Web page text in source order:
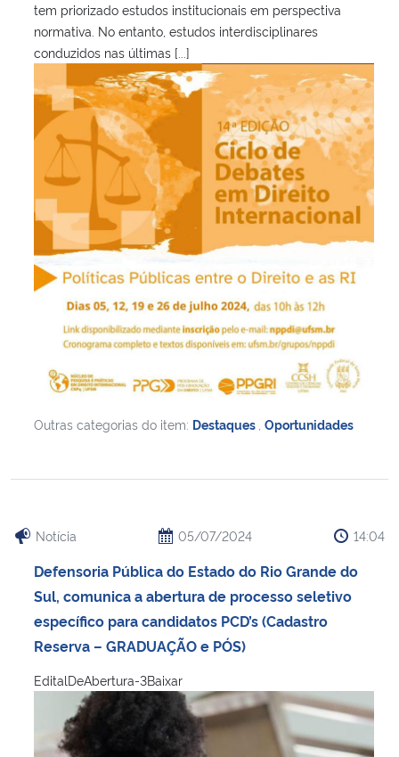
tem priorizado estudos institucionais em perspectiva
normativa. No entanto, estudos interdisciplinares
conduzidos nas últimas [...]
Outras categorias do item: Destaques Oportunidades
Notícia 05/07/2024 14:04
Defensoria Pública do Estado do Rio Grande do
Sul, comunica a abertura de processo seletivo
específico para candidatos PCD’s (Cadastro
Reserva – GRADUAÇÃO e PÓS)
EditalDeAbertura-3Baixar